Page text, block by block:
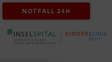
NOTFALL 24H